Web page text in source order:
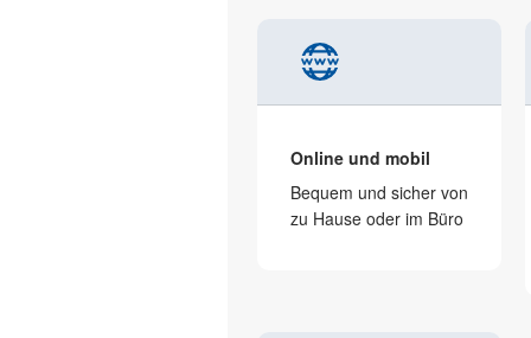
Online und mobil
Bequem und sicher von
zu Hause oder im Büro